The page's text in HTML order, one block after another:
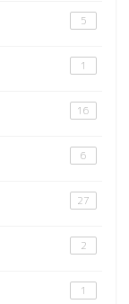
5
1
16
6
27
2
1